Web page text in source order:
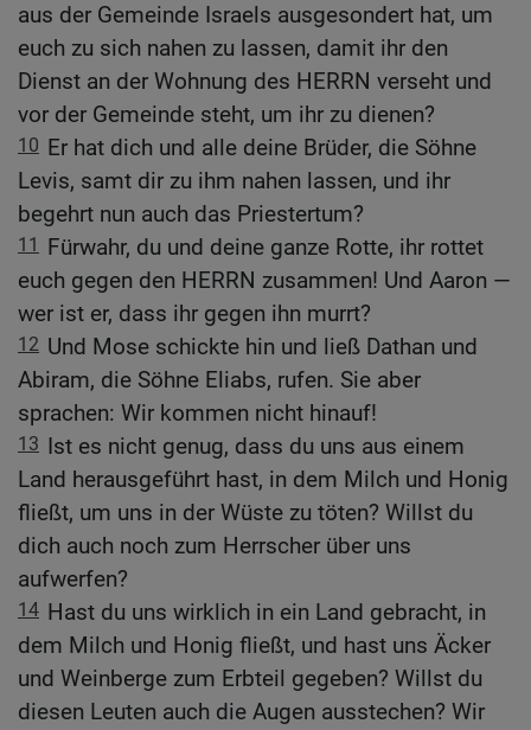
aus der Gemeinde Israels ausgesondert hat, um
euch zu sich nahen zu lassen, damit ihr den
Dienst an der Wohnung des HERRN verseht und
vor der Gemeinde steht, um ihr zu dienen?
10 Er hat dich und alle deine Brüder, die Söhne
Levis, samt dir zu ihm nahen lassen, und ihr
begehrt nun auch das Priestertum?
11
Fürwahr, du und deine ganze Rotte, ihr rottet
euch gegen den HERRN zusammen! Und Aaron —
wer ist er, dass ihr gegen ihn murrt?
12 Und Mose schickte hin und ließ Dathan und
Abiram, die Söhne Eliabs, rufen. Sie aber
sprachen: Wir kommen nicht hinauf!
13 Ist es nicht genug, dass du uns aus einem
Land herausgeführt hast, in dem Milch und Honig
fließt, um uns in der Wüste zu töten? Willst du
dich auch noch zum Herrscher über uns
aufwerfen?
14 Hast du uns wirklich in ein Land gebracht, in
dem Milch und Honig fließt, und hast uns Äcker
und Weinberge zum Erbteil gegeben? Willst du
diesen Leuten auch die Augen ausstechen? Wir